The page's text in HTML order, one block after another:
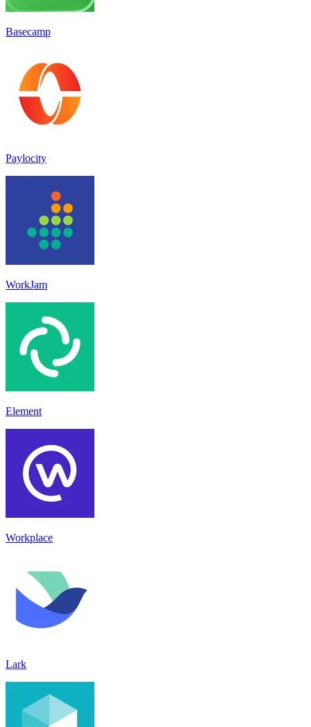
Basecamp
Paylocity
WorkJam
Element
Workplace
Lark